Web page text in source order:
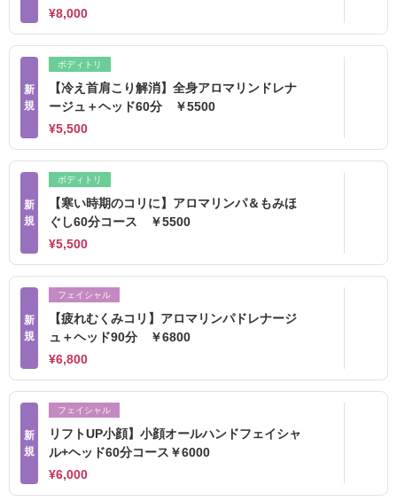
¥8,000
新
規
ボディトリ
【冷え首肩こり解消】全身アロマリンドレナ
ージュ＋ヘッド60分 ￥5500
¥5,500
新
規
ボディトリ
【寒い時期のコリに】アロマリンパ＆もみほ
ぐし60分コース ￥5500
¥5,500
新
規
フェイシャル
【疲れむくみコリ】アロマリンパドレナージ
ュ＋ヘッド90分 ￥6800
¥6,800
新
規
フェイシャル
リフトUP小顔】小顔オールハンドフェイシャ
ル+ヘッド60分コース￥6000
¥6,000